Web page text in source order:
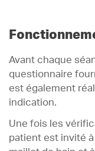
Avant chaque
questionnaire
est également
indication.
Une fois les
patient est invité